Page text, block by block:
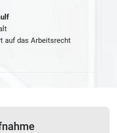
auf das Arbeitsrecht